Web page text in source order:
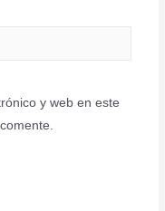
y web en este